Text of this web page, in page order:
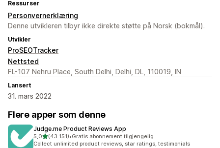
Ressurser
Personvernerklæring
Denne utvikleren tilbyr ikke direkte støtte på Norsk (bokmål).
Utvikler
ProSEOTracker
Nettsted
FL-107 Nehru Place, South Delhi, Delhi, DL, 110019, IN
Lansert
31. mars 2022
Flere apper som denne
Judge.me Product Reviews App
5,0av 5 stjerner
(43 151)
Totalt 43151 omtaler
•Gratis abonnement tilgjengelig
Collect unlimited product reviews, star ratings, testimonials